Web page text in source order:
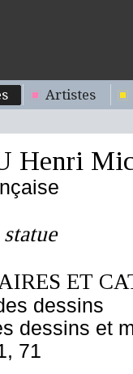
Artistes
Henri
ET
dessins
dessins et
71